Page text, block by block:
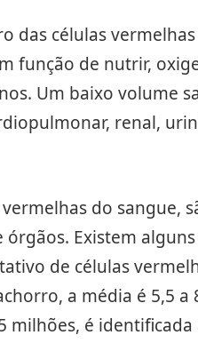
das células
função de nutrir,
Um baixo volume
renal,
do sangue,
Existem
de células
a média é 5,5
milhões, é identificada